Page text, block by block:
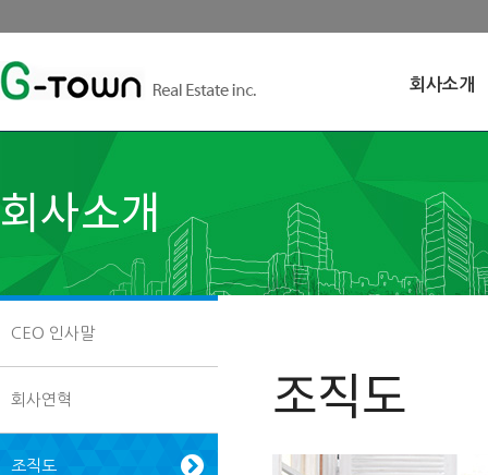
회사소개
회사소개
CEO 인사말
회사연혁
조직도
조직도